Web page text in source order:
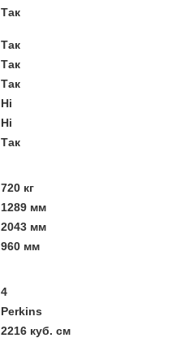
Так
Так
Так
Так
Ні
Ні
Так
720 кг
1289 мм
2043 мм
960 мм
4
Perkins
2216 куб. см